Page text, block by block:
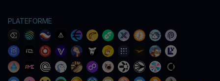
PLATEFORME